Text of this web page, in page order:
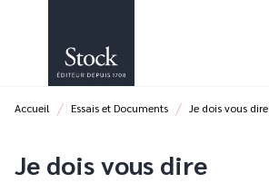
PIED DE PAGE
Accueil / Essais et Documents / Je dois vous dire
Je dois vous dire